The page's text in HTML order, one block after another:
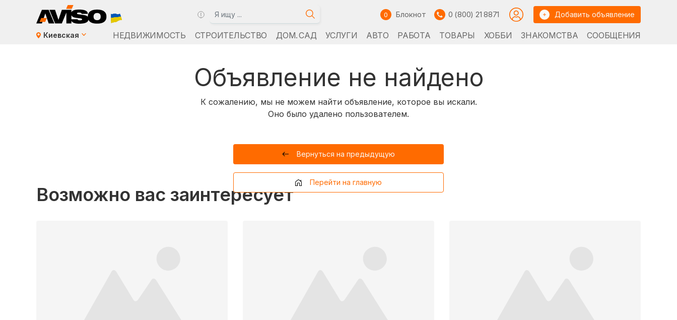
0 Блокнот 0 (800) 21 8871 Добавить объявление
Киевская НЕДВИЖИМОСТЬ СТРОИТЕЛЬСТВО ДОМ. САД УСЛУГИ АВТО РАБОТА ТОВАРЫ ХОББИ ЗНАКОМСТВА СООБЩЕНИЯ
Объявление не найдено
К сожалению, мы не можем найти объявление, которое вы искали.
Оно было удалено пользователем.
Вернуться на предыдущую
Перейти на главную
Возможно вас заинтересует